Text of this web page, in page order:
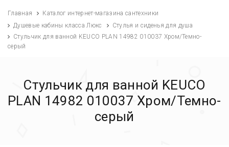
Главная
Каталог интернет-магазина сантехники
Душевые кабины класса Люкс
Стулья и сиденья для душа
Стульчик для ванной KEUCO PLAN 14982 010037 Хром/Темно-
серый
Стульчик для ванной KEUCO
PLAN 14982 010037 Хром/Темно-
серый